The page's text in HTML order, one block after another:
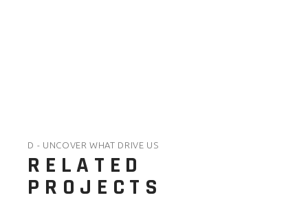
D - UNCOVER WHAT DRIVE US
RELATED
PROJECTS